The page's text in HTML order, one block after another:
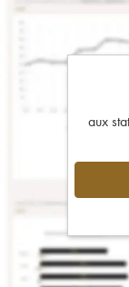
aux